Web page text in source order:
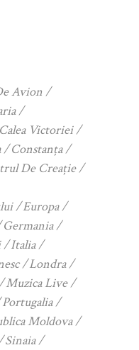
Avion
Calea Victoriei
Constanța
De Creație
Europa
Germania
Italia
Londra
Muzica Live
Portugalia
Moldova
Sinaia